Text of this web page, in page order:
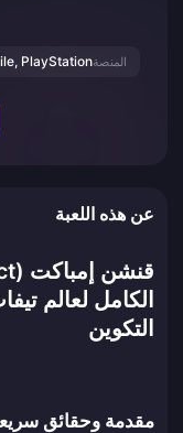
المنصةPlayStation
عن هذه اللعبة
الكامل لعالم
التكوين
مقدمة وحقائق